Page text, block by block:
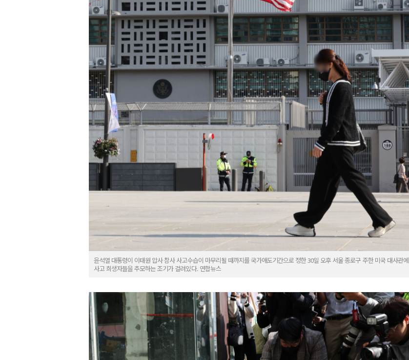
윤석열 대통령이 이태원 압사 참사 사고수습이 마무리될 때까지를 국가애도기간으로 정한 30일 오후 서울 종로구 주한 미국 대사관에
사고 희생자들을 추모하는 조기가 걸려있다. 연합뉴스